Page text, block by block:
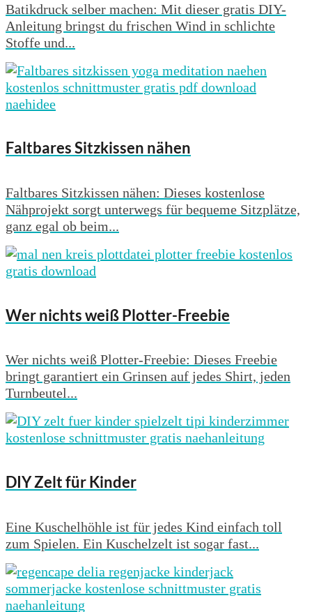
Batikdruck selber machen: Mit dieser gratis DIY-
Anleitung bringst du frischen Wind in schlichte
Stoffe und...
Faltbares Sitzkissen nähen
Faltbares Sitzkissen nähen: Dieses kostenlose
Nähprojekt sorgt unterwegs für bequeme Sitzplätze,
ganz egal ob beim...
Wer nichts weiß Plotter-Freebie
Wer nichts weiß Plotter-Freebie: Dieses Freebie
bringt garantiert ein Grinsen auf jedes Shirt, jeden
Turnbeutel...
DIY Zelt für Kinder
Eine Kuschelhöhle ist für jedes Kind einfach toll
zum Spielen. Ein Kuschelzelt ist sogar fast...